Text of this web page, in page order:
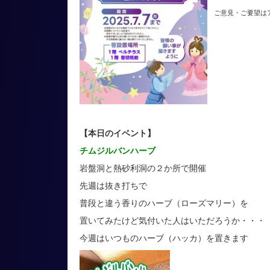
ご意見・ご要望は
【本日のイベント】
チムジルバンハーブ
岩盤洞と熱砂利洞の２か所で開催
先週は抜き打ちで
普段と違う香りのハーブ（ローズマリー）を
置いてみたけど気付いた人はいただろうか・・・
今週はいつものハーブ（ハッカ）を置きます